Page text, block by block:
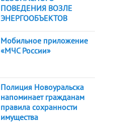
ПОВЕДЕНИЯ ВОЗЛЕ
ЭНЕРГООБЪЕКТОВ
Мобильное приложение
«МЧС России»
Полиция Новоуральска
напоминает гражданам
правила сохранности
имущества